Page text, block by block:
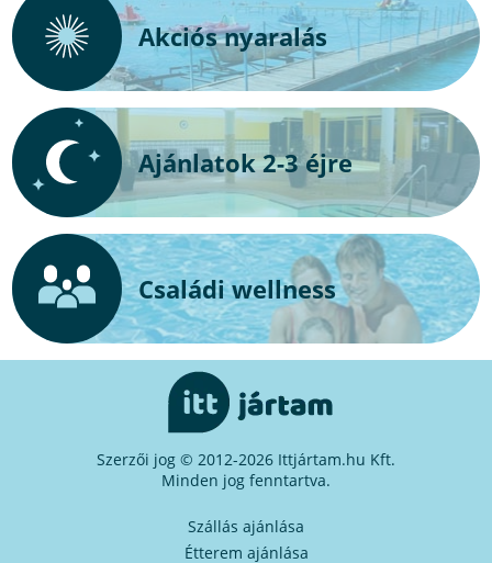
Akciós nyaralás
Ajánlatok 2-3 éjre
Családi wellness
Szerzői jog © 2012-2026 Ittjártam.hu Kft.
Minden jog fenntartva.
Szállás ajánlása
Étterem ajánlása